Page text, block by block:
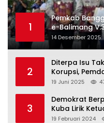
1
Pemkab
e-Balimang
Satu Data
14 Desember 2025
2
Diterpa Isu
Korupsi,
Berdasar
19 Juni 2025
3
Demokrat
Kuba Lirik
19 Februari 2024